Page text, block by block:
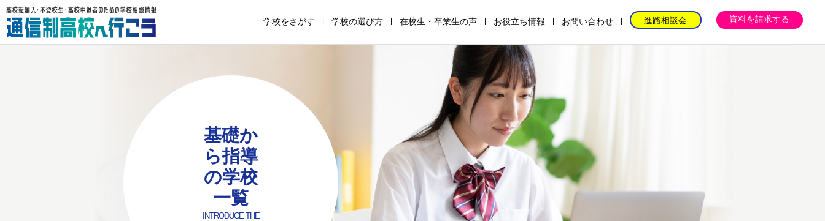
学校をさがす 学校の選び方
の
仕
組
み
校
の
仕
組
の
仕
組
み
の
仕
組
み
金
の
仕
組
め
の
学
校
在校生・卒業生の声 お役立ち情報 お問い合わせ 進路相談会 資料を請求する
基礎か
ら指導
の学校
一覧
INTRODUCE THE